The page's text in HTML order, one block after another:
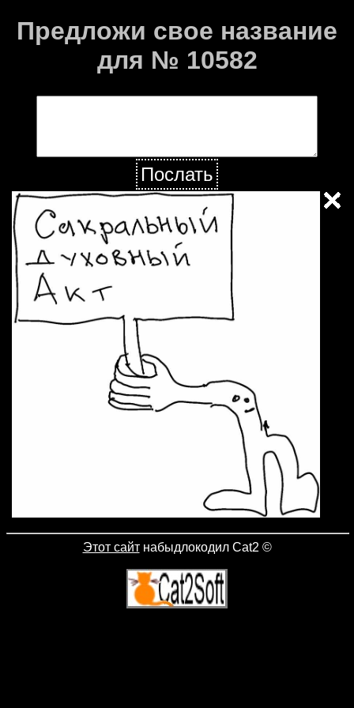
Предложи свое название
для № 10582
Послать
Этот сайтнабыдлокодил Cat2 ©